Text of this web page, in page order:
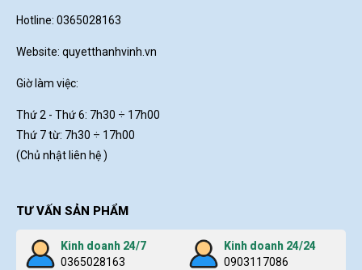
Hotline: 0365028163
Website: quyetthanhvinh.vn
Giờ làm việc:
Thứ 2 - Thứ 6: 7h30 ÷ 17h00
Thứ 7 từ: 7h30 ÷ 17h00
(Chủ nhật liên hệ )
TƯ VẤN SẢN PHẨM
Kinh doanh 24/7
0365028163
Kinh doanh 24/24
0903117086